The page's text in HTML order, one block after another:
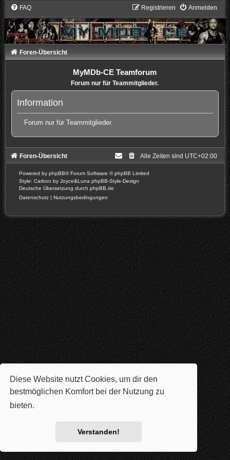
Diese Website nutzt Cookies, um dir den
bestmöglichen Komfort bei der Nutzung zu
bieten.
Verstanden!
FAQ Anmelden
Registrieren
Foren-Übersicht
MyMDb-CE Teamforum
Forum nur für Teammitglieder.
Information
Forum nur für Teammitglieder.
Foren-Übersicht Alle Zeiten sind UTC+02:00
Powered by phpBB® Forum Software © phpBB Limited
Style: Carbon by Joyce&Luna phpBB-Style-Design
Deutsche Übersetzung durch phpBB.de
Datenschutz | Nutzungsbedingungen